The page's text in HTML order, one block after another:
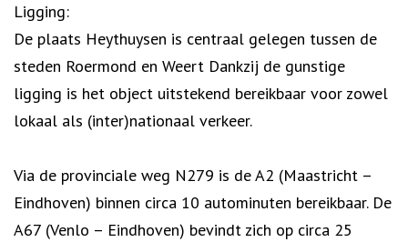
Ligging:
De plaats Heythuysen is centraal gelegen tussen de
steden Roermond en Weert Dankzij de gunstige
ligging is het object uitstekend bereikbaar voor zowel
lokaal als (inter)nationaal verkeer.
Via de provinciale weg N279 is de A2 (Maastricht –
Eindhoven) binnen circa 10 autominuten bereikbaar. De
A67 (Venlo – Eindhoven) bevindt zich op circa 25